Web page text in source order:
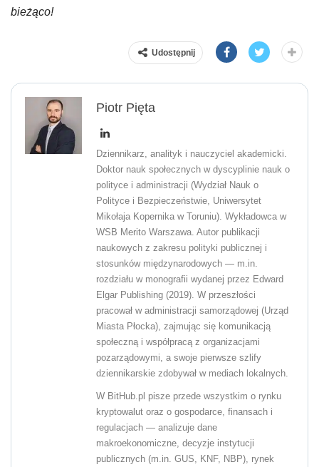
bieżąco!
Udostępnij
Piotr Pięta
Dziennikarz, analityk i nauczyciel akademicki.
Doktor nauk społecznych w dyscyplinie nauk o
polityce i administracji (Wydział Nauk o
Polityce i Bezpieczeństwie, Uniwersytet
Mikołaja Kopernika w Toruniu). Wykładowca w
WSB Merito Warszawa. Autor publikacji
naukowych z zakresu polityki publicznej i
stosunków międzynarodowych — m.in.
rozdziału w monografii wydanej przez Edward
Elgar Publishing (2019). W przeszłości
pracował w administracji samorządowej (Urząd
Miasta Płocka), zajmując się komunikacją
społeczną i współpracą z organizacjami
pozarządowymi, a swoje pierwsze szlify
dziennikarskie zdobywał w mediach lokalnych.
W BitHub.pl pisze przede wszystkim o rynku
kryptowalut oraz o gospodarce, finansach i
regulacjach — analizuje dane
makroekonomiczne, decyzje instytucji
publicznych (m.in. GUS, KNF, NBP), rynek